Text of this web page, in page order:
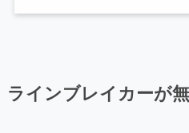
ラインブレイカーが